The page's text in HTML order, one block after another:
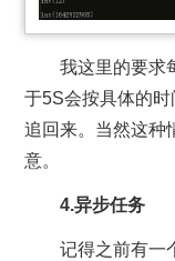
我这里的要求
于5S会按具体的
追回来。当然这种
意。
4.异步任务
记得之前有一